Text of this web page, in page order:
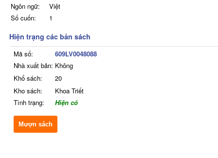
Ngôn ngữ:
Việt
Số cuốn:
1
Hiện trạng các bản sách
Mã số:
609LV0048088
Nhà xuất bản: Không
Khổ sách:
20
Kho sách:
Khoa Triết
Tình trạng:
Hiện có
Mượn sách